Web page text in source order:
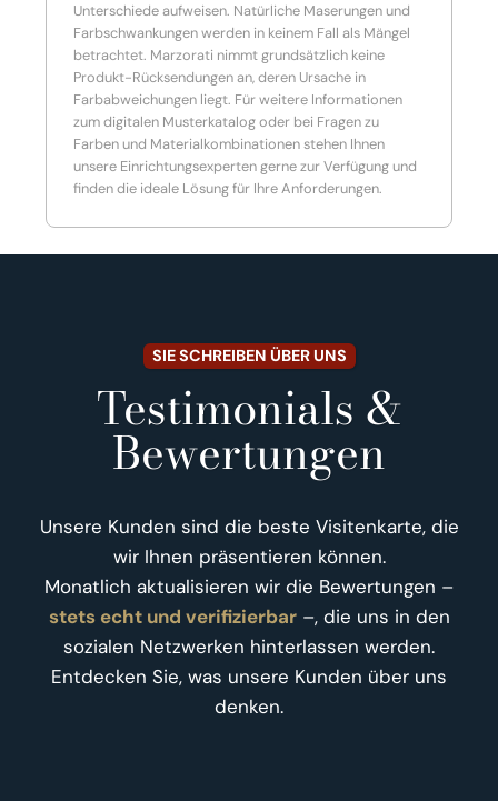
Unterschiede aufweisen. Natürliche Maserungen und
Farbschwankungen werden in keinem Fall als Mängel
betrachtet. Marzorati nimmt grundsätzlich keine
Produkt-Rücksendungen an, deren Ursache in
Farbabweichungen liegt. Für weitere Informationen
zum digitalen Musterkatalog oder bei Fragen zu
Farben und Materialkombinationen stehen Ihnen
unsere Einrichtungsexperten gerne zur Verfügung und
finden die ideale Lösung für Ihre Anforderungen.
SIE SCHREIBEN ÜBER UNS
Testimonials &
Bewertungen
Unsere Kunden sind die beste Visitenkarte, die
wir Ihnen präsentieren können.
Monatlich aktualisieren wir die Bewertungen –
stets echt und verifizierbar–, die uns in den
sozialen Netzwerken hinterlassen werden.
Entdecken Sie, was unsere Kunden über uns
denken.